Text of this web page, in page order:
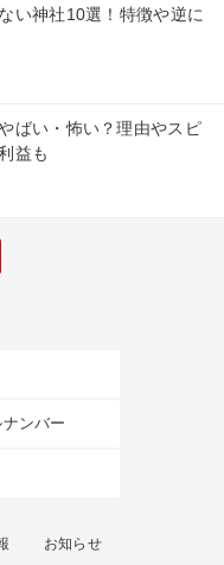
い神社10選！特徴や逆に
ばい・怖い？理由やスピ
益も
ンバー
お知らせ